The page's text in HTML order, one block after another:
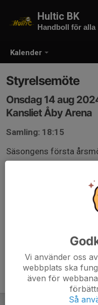
Kalender
Hultic BK
Handboll för alla
Styrelsemöte
Onsdag 14 aug
Kansliet Åby Arena
Samling: 18:15
Säsongens första
Vi använder oss
webbplats ska
även för
Så